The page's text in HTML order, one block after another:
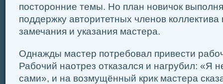
посторонние темы. Но план новичок
поддержку авторитетных членов коллектива
замечания и указания мастера.
Однажды мастер потребовал привести
Рабочий наотрез отказался и нагрубил: «Я
сами», и на возмущённый крик мастера